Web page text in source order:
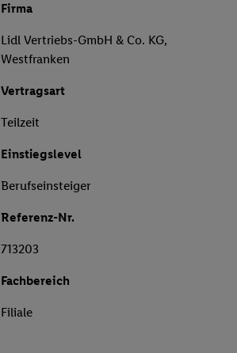
Firma
Lidl Vertriebs-GmbH & Co. KG,
Westfranken
Vertragsart
Teilzeit
Einstiegslevel
Berufseinsteiger
Referenz-Nr.
713203
Fachbereich
Filiale